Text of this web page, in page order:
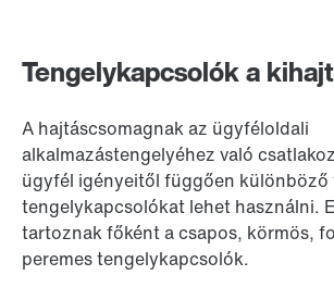
Tengelykapcsolók a
A hajtáscsomagnak az ügyféloldali
alkalmazástengelyéhez való
ügyfél igényeitől függően különböző
tengelykapcsolókat lehet használni.
tartoznak főként a csapos, körmös,
peremes tengelykapcsolók.